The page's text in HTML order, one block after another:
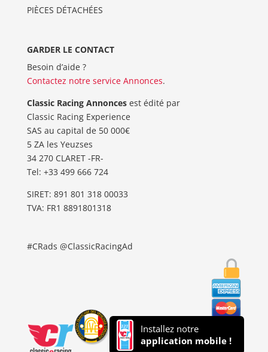
PIÈCES DÉTACHÉES
GARDER LE CONTACT
Besoin d’aide ?
Contactez notre service Annonces.
Classic Racing Annoncesest édité par
Classic Racing Experience
SAS au capital de 50 000€
5 ZA les Yeuzses
34 270 CLARET -FR-
Tel: ‭+33 499 666 724‬
SIRET: 891 801 318 00033
TVA: FR1 8891801318
#CRads @ClassicRacingAd
Installez notre
application mobile !